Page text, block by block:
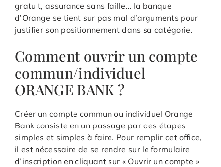
gratuit, assurance sans faille… la banque
d’Orange se tient sur pas mal d’arguments pour
justifier son positionnement dans sa catégorie.
Comment ouvrir un compte
commun/individuel
ORANGE BANK ?
Créer un compte commun ou individuel Orange
Bank consiste en un passage par des étapes
simples et simples à faire. Pour remplir cet office,
il est nécessaire de se rendre sur le formulaire
d’inscription en cliquant sur « Ouvrir un compte »